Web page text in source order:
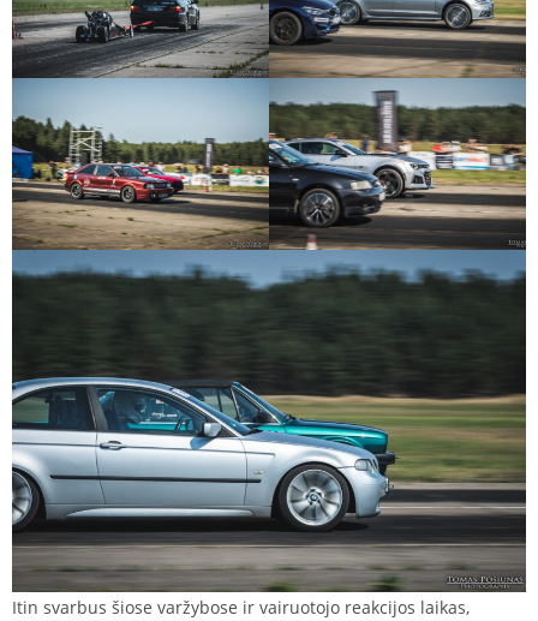
Itin svarbus šiose varžybose ir vairuotojo reakcijos laikas,